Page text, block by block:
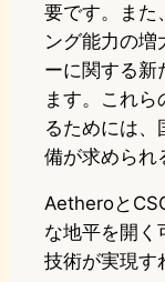
要です。また
ング能力の増
ーに関する新
ます。これ
るためには、
備が求められ
Aetheroと
な地平を開く
技術が実現す